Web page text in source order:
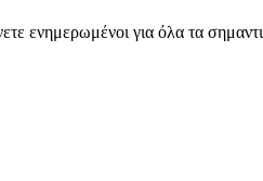
ενημερωμένοι για όλα τα